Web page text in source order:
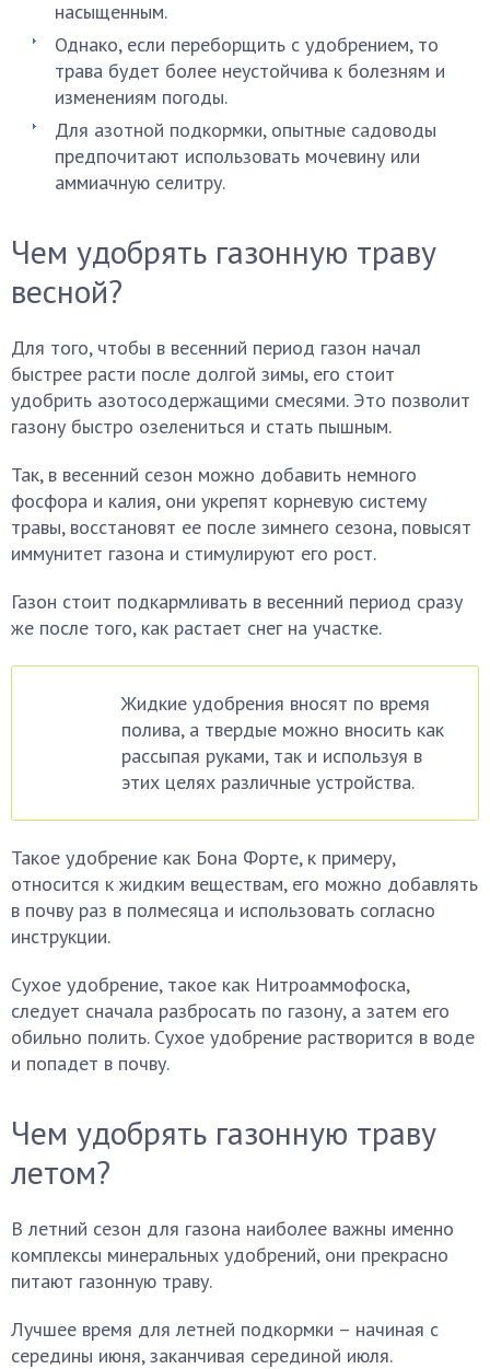
насыщенным.
Однако, если переборщить с удобрением, то
трава будет более неустойчива к болезням и
изменениям погоды.
Для азотной подкормки, опытные садоводы
предпочитают использовать мочевину или
аммиачную селитру.
Чем удобрять газонную траву
весной?
Для того, чтобы в весенний период газон начал
быстрее расти после долгой зимы, его стоит
удобрить азотосодержащими смесями. Это позволит
газону быстро озелениться и стать пышным.
Так, в весенний сезон можно добавить немного
фосфора и калия, они укрепят корневую систему
травы, восстановят ее после зимнего сезона, повысят
иммунитет газона и стимулируют его рост.
Газон стоит подкармливать в весенний период сразу
же после того, как растает снег на участке.
Жидкие удобрения вносят по время
полива, а твердые можно вносить как
рассыпая руками, так и используя в
этих целях различные устройства.
Такое удобрение как Бона Форте, к примеру,
относится к жидким веществам, его можно добавлять
в почву раз в полмесяца и использовать согласно
инструкции.
Сухое удобрение, такое как Нитроаммофоска,
следует сначала разбросать по газону, а затем его
обильно полить. Сухое удобрение растворится в воде
и попадет в почву.
Чем удобрять газонную траву
летом?
В летний сезон для газона наиболее важны именно
комплексы минеральных удобрений, они прекрасно
питают газонную траву.
Лучшее время для летней подкормки – начиная с
середины июня, заканчивая серединой июля.